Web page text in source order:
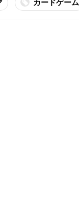
カードゲーム